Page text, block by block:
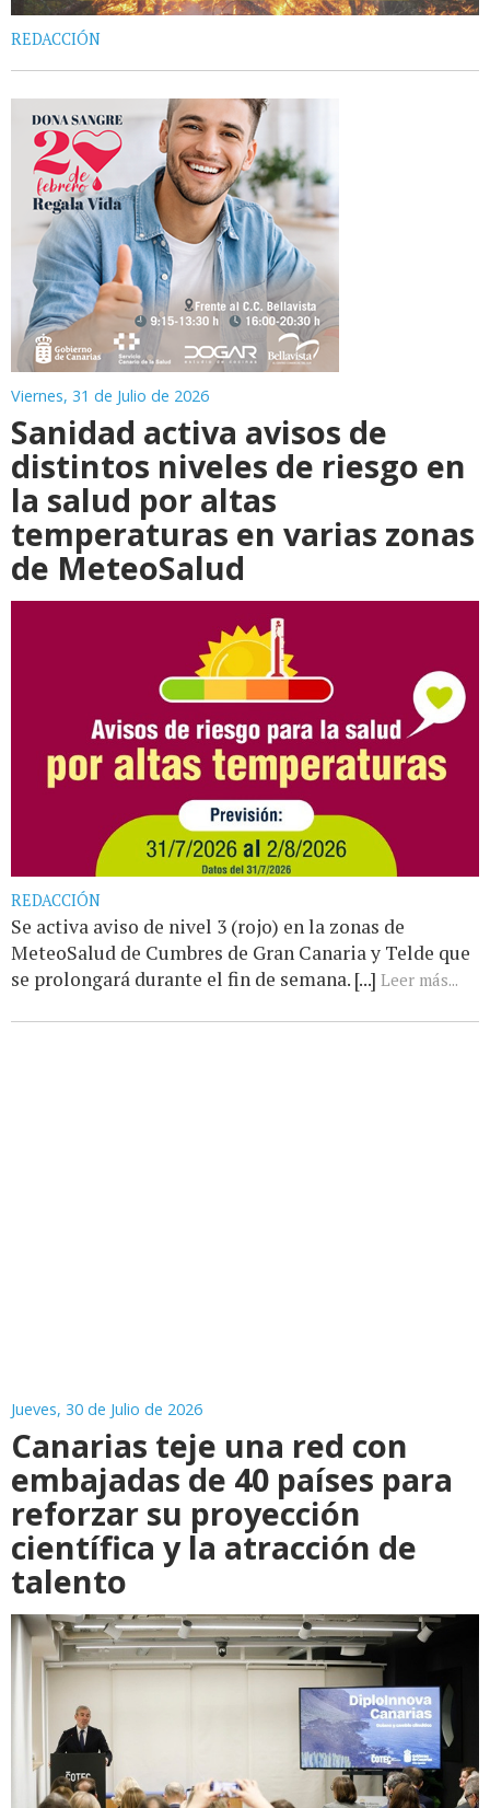
REDACCIÓN
Viernes, 31 de Julio de 2026
Sanidad activa avisos de
distintos niveles de riesgo en
la salud por altas
temperaturas en varias zonas
de MeteoSalud
REDACCIÓN
Se activa aviso de nivel 3 (rojo) en la zonas de
MeteoSalud de Cumbres de Gran Canaria y Telde que
se prolongará durante el fin de semana. [...] Leer más...
Jueves, 30 de Julio de 2026
Canarias teje una red con
embajadas de 40 países para
reforzar su proyección
científica y la atracción de
talento